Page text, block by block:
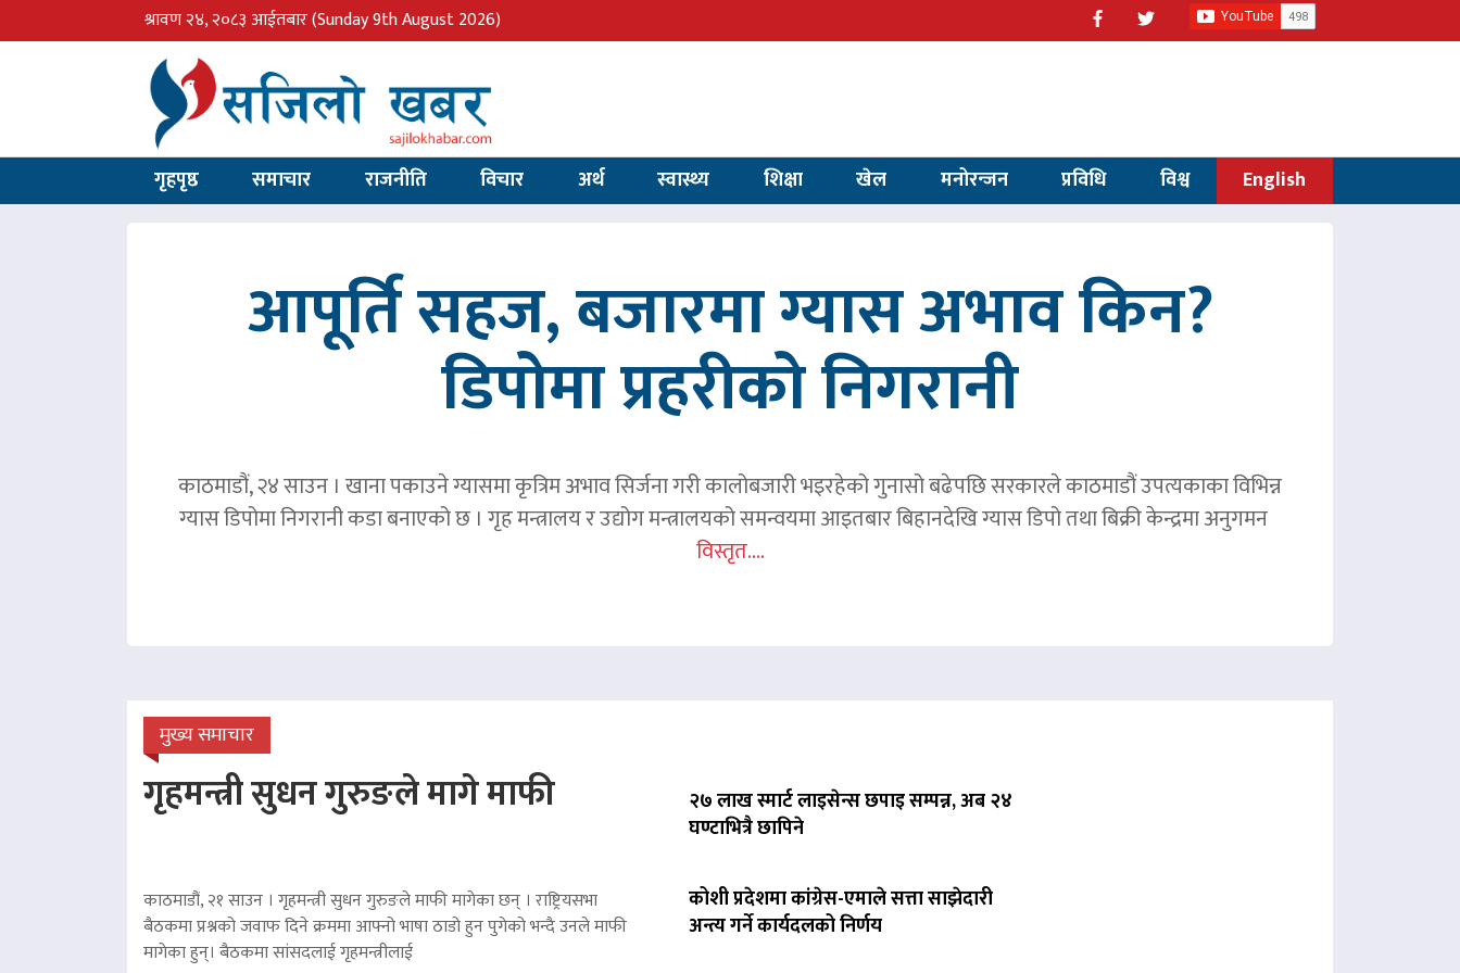
श्रावण २४, २०८३ आईतबार(Sunday 9th August 2026)
गृहपृष्ठ समाचार राजनीति विचार अर्थ स्वास्थ्य शिक्षा खेल मनोरन्जन प्रविधि विश्व English
आपूर्ति सहज, बजारमा ग्यास अभाव किन?
डिपोमा प्रहरीको निगरानी
काठमाडौं, २४ साउन । खाना पकाउने ग्यासमा कृत्रिम अभाव सिर्जना गरी कालोबजारी भइरहेको गुनासो बढेपछि सरकारले काठमाडौं उपत्यकाका विभिन्न
ग्यास डिपोमा निगरानी कडा बनाएको छ । गृह मन्त्रालय र उद्योग मन्त्रालयको समन्वयमा आइतबार बिहानदेखि ग्यास डिपो तथा बिक्री केन्द्रमा अनुगमन
विस्तृत....
मुख्य समाचार
गृहमन्त्री सुधन गुरुङले मागे माफी
काठमाडौं, २१ साउन । गृहमन्त्री सुधन गुरुङले माफी मागेका छन् । राष्ट्रियसभा
बैठकमा प्रश्नको जवाफ दिने क्रममा आफ्नो भाषा ठाडो हुन पुगेको भन्दै उनले माफी
मागेका हुन्। बैठकमा सांसदलाई गृहमन्त्रीलाई
२७ लाख स्मार्ट लाइसेन्स छपाइ सम्पन्न, अब २४
घण्टाभित्रै छापिने
कोशी प्रदेशमा कांग्रेस-एमाले सत्ता साझेदारी
अन्त्य गर्ने कार्यदलको निर्णय